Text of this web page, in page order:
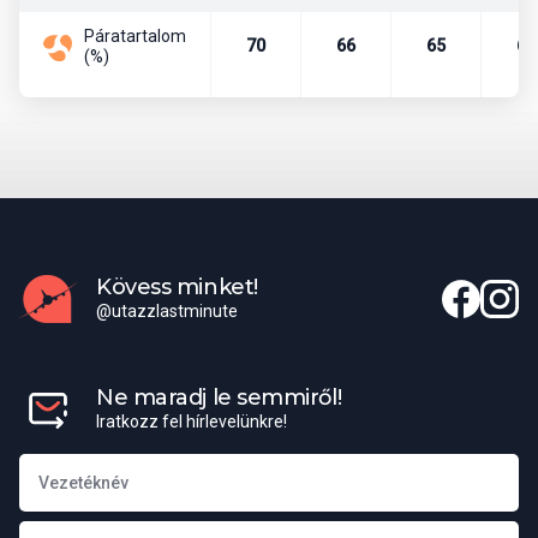
együtt meghaladja a 20 millió főt, ezzel a világ egyik legnagyobb
városi központja.
Hivatalos nyelv a spanyol, de több mint 60 őslakos nyelvet is
beszélnek (köztük a nahuatl és a maja a legelterjedtebbek). A
turisztikai központokban az angol is széles körben használatos.
Elérhető külképviseletek
Mexikóban Magyarország nagykövetsége Mexikóvárosban
Magyar nagykövetség
Páratartalom
(%)
70 66 65 61
Kövess minket!
@utazzlastminute
Ne maradj le semmiről!
Iratkozz fel hírlevelünkre!